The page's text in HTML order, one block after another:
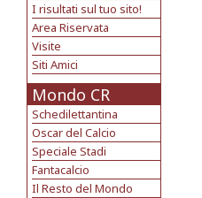
I risultati sul tuo sito!
Area Riservata
Visite
Siti Amici
Mondo CR
Schedilettantina
Oscar del Calcio
Speciale Stadi
Fantacalcio
Il Resto del Mondo